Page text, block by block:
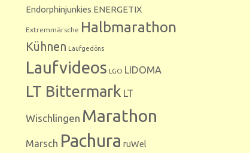
Endorphinjunkies ENERGETIX
Extremmärsche Halbmarathon
Kühnen Laufgedöns
Laufvideos LGO LIDOMA
LT Bittermark LT
Wischlingen Marathon
Marsch Pachura ruWel